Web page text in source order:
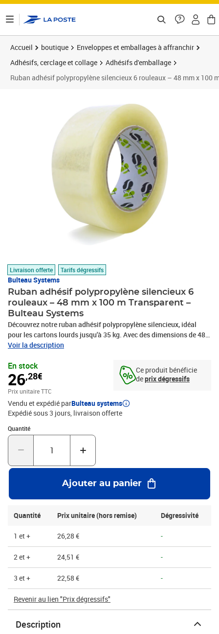
Accueil boutique
Enveloppes et emballages à affranchir
Adhésifs, cerclage et collage
Adhésifs d'emballage
Ruban adhésif polypropylène silencieux 6 rouleaux – 48 mm x 100
Livraison offerte Tarifs dégressifs
Bulteau Systems
Ruban adhésif polypropylène silencieux 6
rouleaux – 48 mm x 100 m Transparent –
Bulteau Systems
Découvrez notre ruban adhésif polypropylène silencieux, idéal
pour les cartons lourds jusqu'à 35 kg. Avec des dimensions de 48
mm x 100 m, il offre un déroulement facile et silencieux, parfait
longue durée, même sur des supports difficiles comme les cartons
très recyclés, et il est particulièrement adapté au travail au froid.
Robuste et performant, ce ruban assure une bonne tenue dans le
temps, résistant aux U.V et aux températures basses, ce qui en fait
le choix idéal pour tous vos besoins d'emballage.
Voir la description
En stock
26,28€
Prix unitaire TTC
Vendu et expédié parBulteau systems
Expédié sous 3 jours livraison offerte
Ce produit bénéficie
deprix dégressifs
Quantité
Quantité : 1
Ajouter au panier
Quantité Prix unitaire (hors remise) Dégressivité
1 et + 26,28 € -
2 et + 24,51 € -
3 et + 22,58 € -
Revenir au lien "Prix dégressifs"
Description